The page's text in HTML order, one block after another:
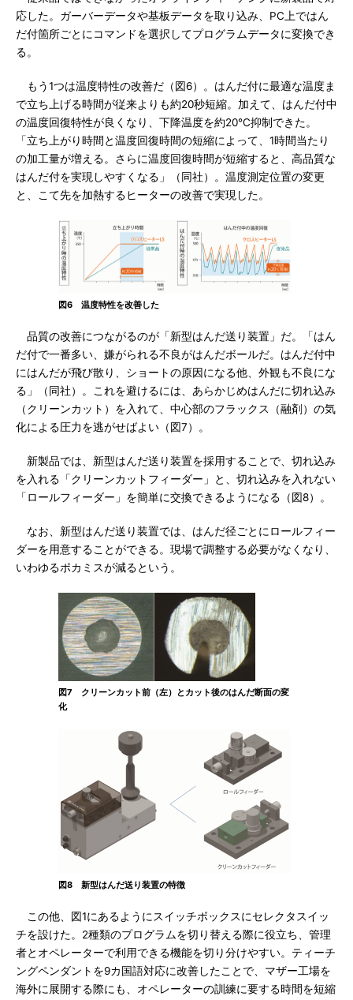
応した。ガーバーデータや基板データを取り込み、PC上ではん
だ付箇所ごとにコマンドを選択してプログラムデータに変換でき
る。
もう1つは温度特性の改善だ（図6）。はんだ付に最適な温度ま
で立ち上げる時間が従来よりも約20秒短縮。加えて、はんだ付中
の温度回復特性が良くなり、下降温度を約20℃抑制できた。
「立ち上がり時間と温度回復時間の短縮によって、1時間当たり
の加工量が増える。さらに温度回復時間が短縮すると、高品質な
はんだ付を実現しやすくなる」（同社）。温度測定位置の変更
と、こて先を加熱するヒーターの改善で実現した。
図6 温度特性を改善した
品質の改善につながるのが「新型はんだ送り装置」だ。「はん
だ付で一番多い、嫌がられる不良がはんだボールだ。はんだ付中
にはんだが飛び散り、ショートの原因になる他、外観も不良にな
る」（同社）。これを避けるには、あらかじめはんだに切れ込み
（クリーンカット）を入れて、中心部のフラックス（融剤）の気
化による圧力を逃がせばよい（図7）。
新製品では、新型はんだ送り装置を採用することで、切れ込み
を入れる「クリーンカットフィーダー」と、切れ込みを入れない
「ロールフィーダー」を簡単に交換できるようになる（図8）。
なお、新型はんだ送り装置では、はんだ径ごとにロールフィー
ダーを用意することができる。現場で調整する必要がなくなり、
いわゆるポカミスが減るという。
図7 クリーンカット前（左）とカット後のはんだ断面の変
化
図8 新型はんだ送り装置の特徴
この他、図1にあるようにスイッチボックスにセレクタスイッ
チを設けた。2種類のプログラムを切り替える際に役立ち、管理
者とオペレーターで利用できる機能を切り分けやすい。ティーチ
ングペンダントを9カ国語対応に改善したことで、マザー工場を
海外に展開する際にも、オペレーターの訓練に要する時間を短縮